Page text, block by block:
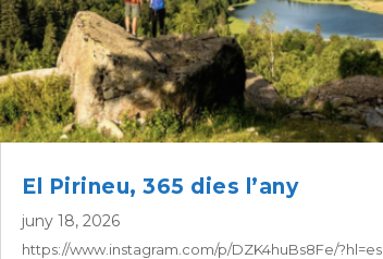
El Pirineu, 365 dies l’any
juny 18, 2026
https://www.instagram.com/p/DZK4huBs8Fe/?hl=es